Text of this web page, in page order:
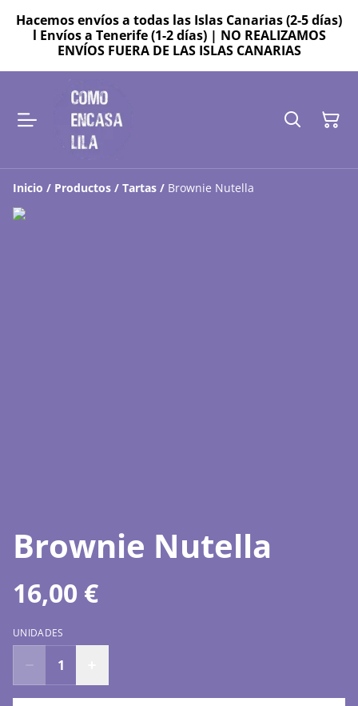
Hacemos envíos a todas las Islas Canarias (2-5 días)
l Envíos a Tenerife (1-2 días) | NO REALIZAMOS
ENVÍOS FUERA DE LAS ISLAS CANARIAS
Inicio / Productos / Tartas / Brownie Nutella
Brownie Nutella
16,00 €
UNIDADES